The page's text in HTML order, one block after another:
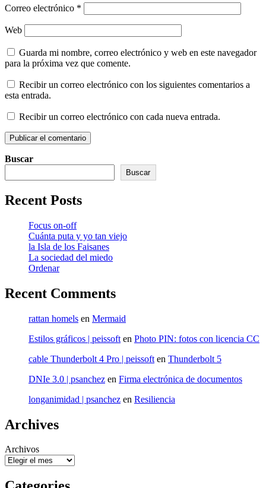
Correo electrónico *
Web
Guarda mi nombre, correo electrónico y web en este navegador
para la próxima vez que comente.
Recibir un correo electrónico con los siguientes comentarios a
esta entrada.
Recibir un correo electrónico con cada nueva entrada.
Buscar
Buscar
Recent Posts
Focus on-off
Cuánta puta y yo tan viejo
la Isla de los Faisanes
La sociedad del miedo
Ordenar
Recent Comments
rattan homels en Mermaid
Estilos gráficos | peissoft en Photo PIN: fotos con licencia CC
cable Thunderbolt 4 Pro | peissoft en Thunderbolt 5
DNIe 3.0 | psanchez en Firma electrónica de documentos
longanimidad | psanchez en Resiliencia
Archives
Archivos